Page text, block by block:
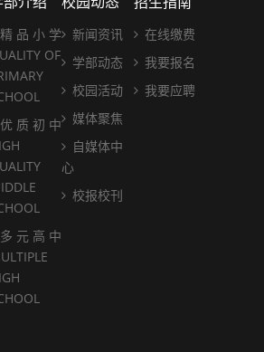
精 品 小 学
OF
优 质 初 中
多 元 高 中
新闻资讯
学部动态
校园活动
媒体聚焦
自媒体中
心
校报校刊
在线缴费
我要报名
我要应聘